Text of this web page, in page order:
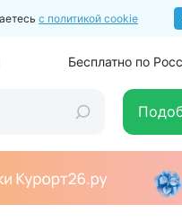
с политикой cookie
Бесплатно по